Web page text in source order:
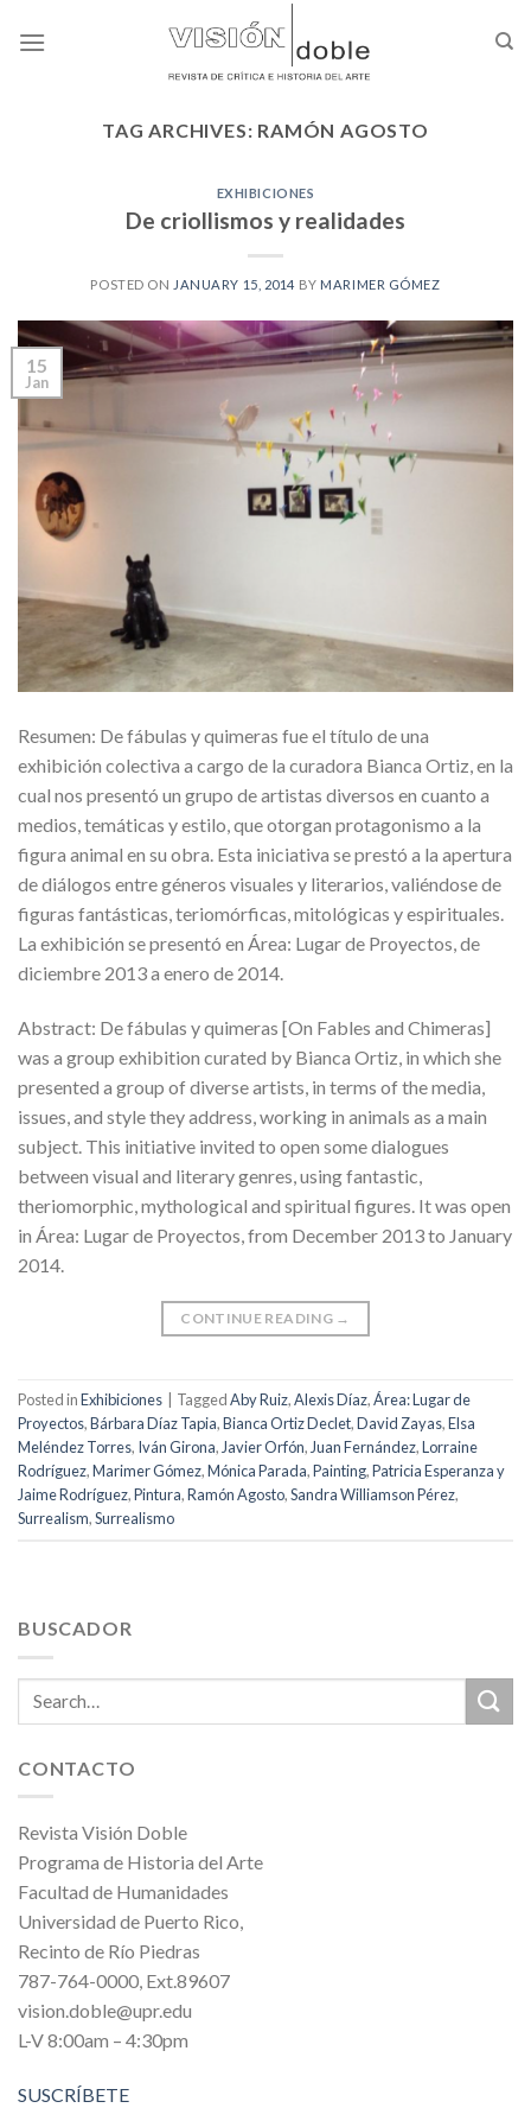
TAG ARCHIVES: RAMÓN AGOSTO
EXHIBICIONES
De criollismos y realidades
POSTED ON JANUARY 15, 2014 BY MARIMER GÓMEZ
15
Jan
Resumen: De fábulas y quimeras fue el título de una
exhibición colectiva a cargo de la curadora Bianca Ortiz, en la
cual nos presentó un grupo de artistas diversos en cuanto a
medios, temáticas y estilo, que otorgan protagonismo a la
figura animal en su obra. Esta iniciativa se prestó a la apertura
de diálogos entre géneros visuales y literarios, valiéndose de
figuras fantásticas, teriomórficas, mitológicas y espirituales.
La exhibición se presentó en Área: Lugar de Proyectos, de
diciembre 2013 a enero de 2014.
Abstract: De fábulas y quimeras [On Fables and Chimeras]
was a group exhibition curated by Bianca Ortiz, in which she
presented a group of diverse artists, in terms of the media,
issues, and style they address, working in animals as a main
subject. This initiative invited to open some dialogues
between visual and literary genres, using fantastic,
theriomorphic, mythological and spiritual figures. It was open
in Área: Lugar de Proyectos, from December 2013 to January
2014.
CONTINUE READING →
Posted inExhibiciones TaggedAby Ruiz,Alexis Díaz,Área: Lugar de
Proyectos,Bárbara Díaz Tapia,Bianca Ortiz Declet,David Zayas,Elsa
Meléndez Torres, Iván Girona,Javier Orfón,Juan Fernández,Lorraine
Rodríguez,Marimer Gómez,Mónica Parada,Painting,Patricia Esperanza y
Jaime Rodríguez,Pintura,Ramón Agosto,Sandra Williamson Pérez,
Surrealism,Surrealismo
BUSCADOR
CONTACTO
Revista Visión Doble
Programa de Historia del Arte
Facultad de Humanidades
Universidad de Puerto Rico,
Recinto de Río Piedras
787-764-0000, Ext.89607
vision.doble@upr.edu
L-V 8:00am – 4:30pm
SUSCRÍBETE